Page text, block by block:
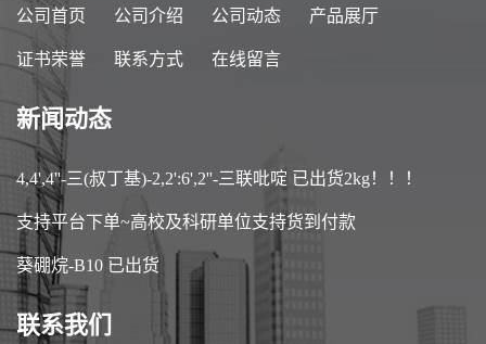
公司首页 公司介绍 公司动态 产品展厅
证书荣誉 联系方式 在线留言
新闻动态
4,4',4''-三(叔丁基)-2,2':6',2''-三联吡啶 已出货2kg！！！
支持平台下单~高校及科研单位支持货到付款
葵硼烷-B10 已出货
联系我们